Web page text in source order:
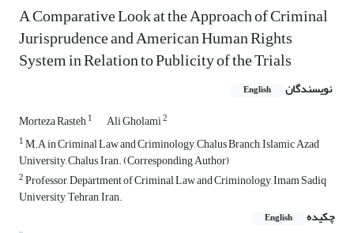
A Comparative Look at the Approach of Criminal
Jurisprudence and American Human Rights
System in Relation to Publicity of the Trials
نویسندگان English
Morteza Rasteh1 Ali Gholami2
1M.A in Criminal Law and Criminology, Chalus Branch, Islamic Azad
University, Chalus, Iran. (Corresponding Author)
2Professor, Department of Criminal Law and Criminology, Imam Sadiq
University, Tehran, Iran.
چکیده
English